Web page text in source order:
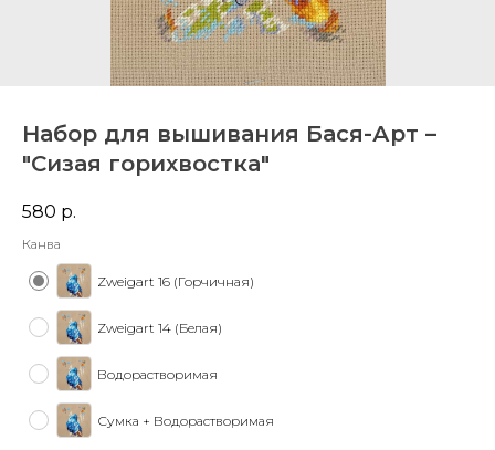
Набор для вышивания Бася-Арт –
"Сизая горихвостка"
580 р.
Канва
Zweigart 16 (Горчичная)
Zweigart 14 (Белая)
Водорастворимая
Сумка + Водорастворимая